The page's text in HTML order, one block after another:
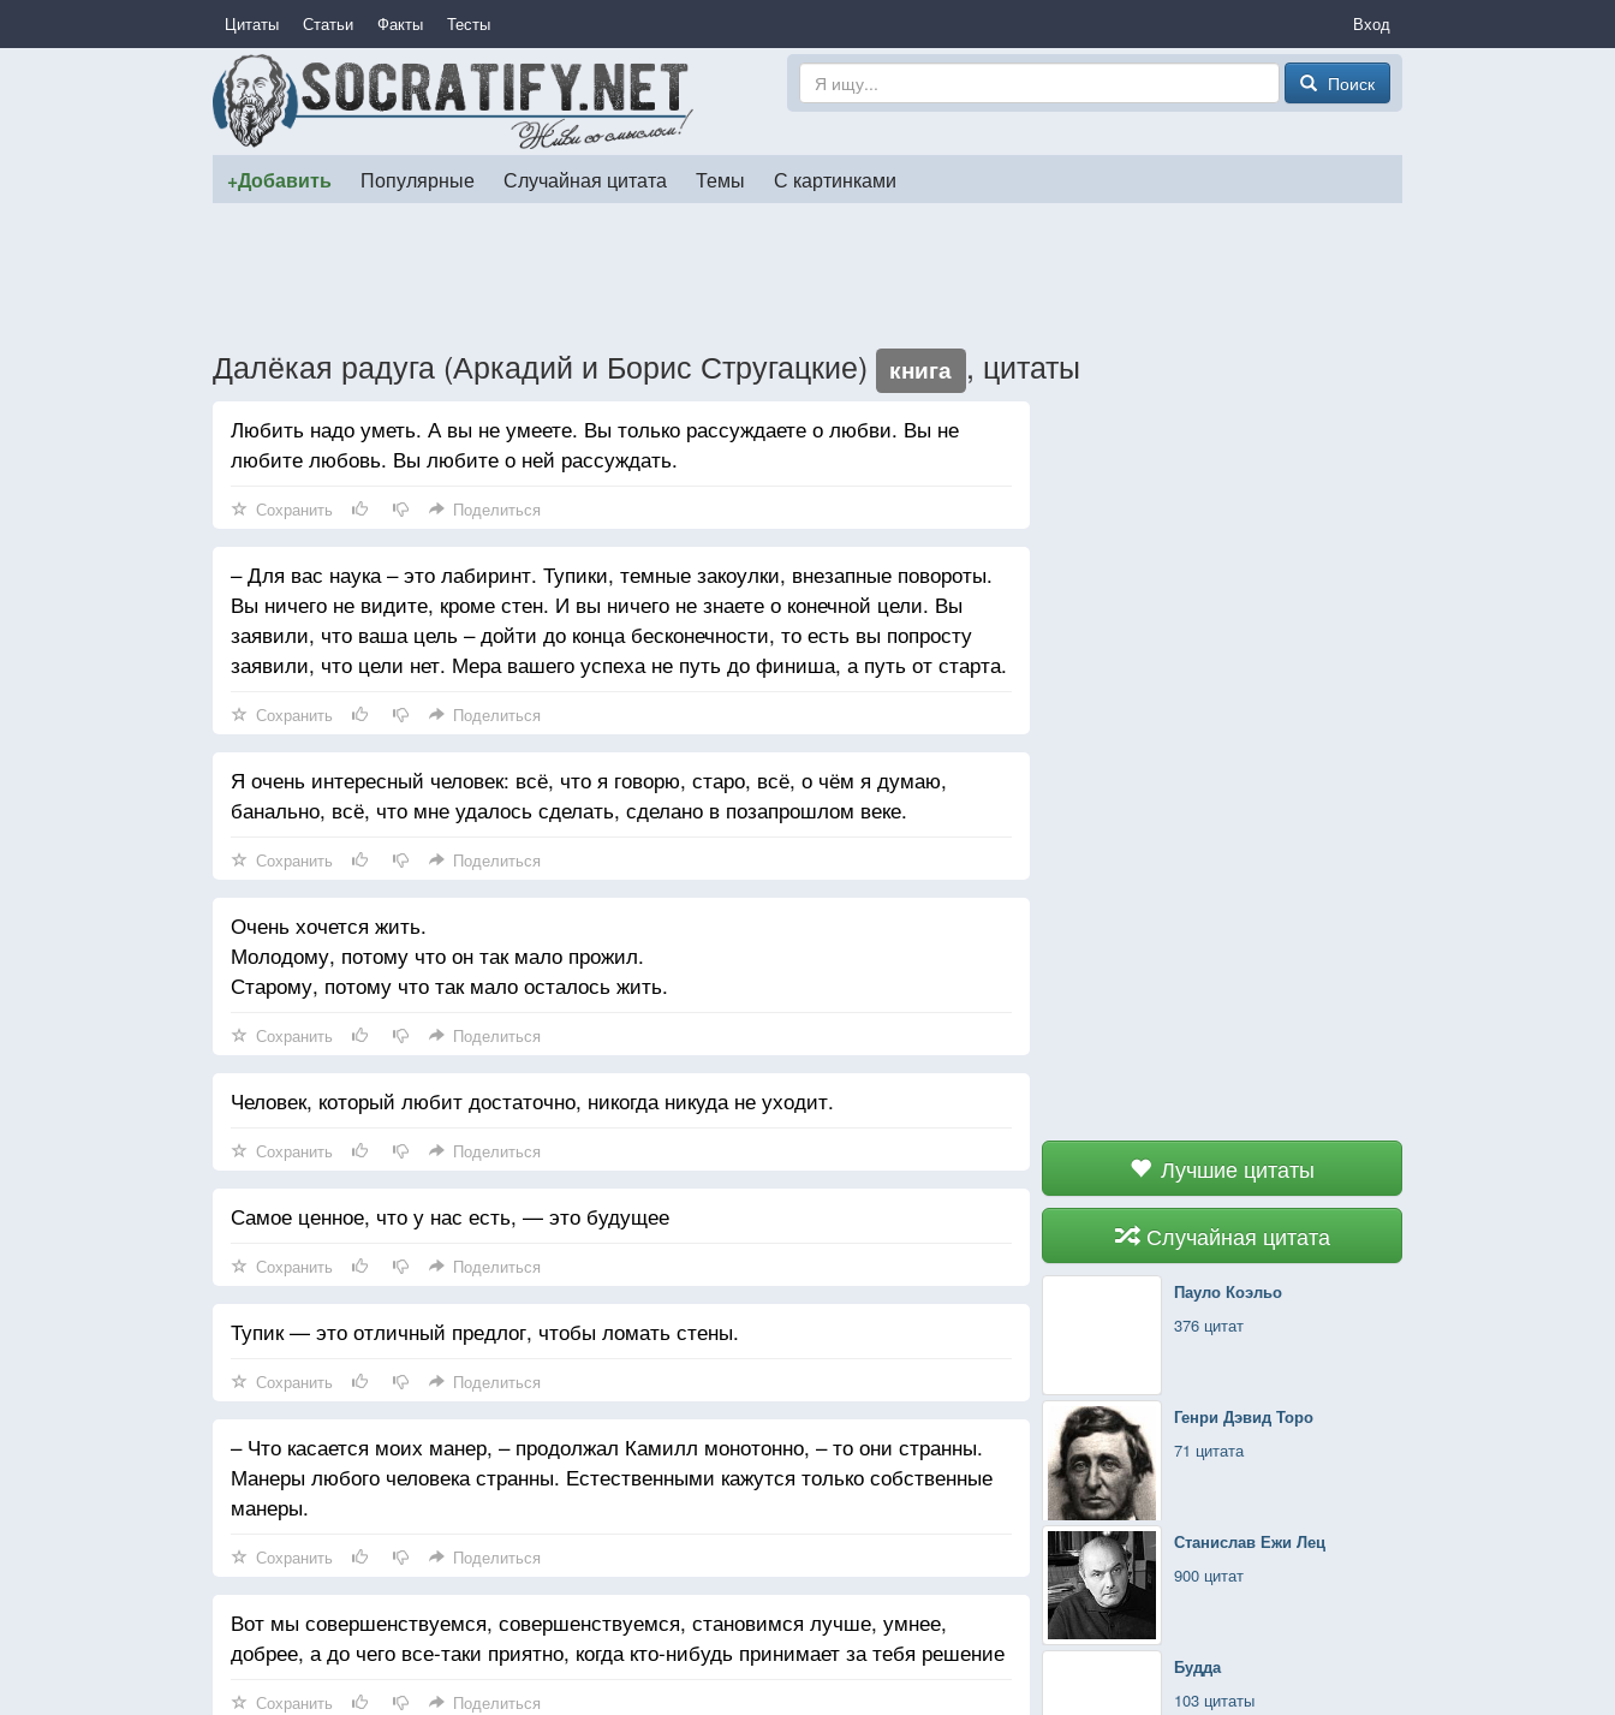
Цитаты Статьи Факты Тесты Вход
Поиск
+Добавить Популярные Случайная цитата Темы С картинками
Далёкая радуга (Аркадий и Борис Стругацкие) книга , цитаты
Лучшие цитаты
Случайная цитата
Пауло Коэльо
376 цитат
Генри Дэвид Торо
71 цитата
Станислав Ежи Лец
900 цитат
Будда
103 цитаты
Любить надо уметь. А вы не умеете. Вы только рассуждаете о любви. Вы не
любите любовь. Вы любите о ней рассуждать.
Сохранить Поделиться
– Для вас наука – это лабиринт. Тупики, темные закоулки, внезапные повороты.
Вы ничего не видите, кроме стен. И вы ничего не знаете о конечной цели. Вы
заявили, что ваша цель – дойти до конца бесконечности, то есть вы попросту
заявили, что цели нет. Мера вашего успеха не путь до финиша, а путь от старта.
Сохранить Поделиться
Я очень интересный человек: всё, что я говорю, старо, всё, о чём я думаю,
банально, всё, что мне удалось сделать, сделано в позапрошлом веке.
Сохранить Поделиться
Очень хочется жить.
Молодому, потому что он так мало прожил.
Старому, потому что так мало осталось жить.
Сохранить Поделиться
Человек, который любит достаточно, никогда никуда не уходит.
Сохранить Поделиться
Самое ценное, что у нас есть, — это будущее
Сохранить Поделиться
Тупик — это отличный предлог, чтобы ломать стены.
Сохранить Поделиться
– Что касается моих манер, – продолжал Камилл монотонно, – то они странны.
Манеры любого человека странны. Естественными кажутся только собственные
манеры.
Сохранить Поделиться
Вот мы совершенствуемся, совершенствуемся, становимся лучше, умнее,
добрее, а до чего все-таки приятно, когда кто-нибудь принимает за тебя решение
Сохранить Поделиться